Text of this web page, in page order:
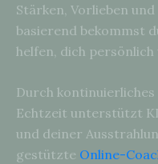
Stärken, Vorlieben
basierend bekommst
helfen, dich
Durch kontinuierliches
Echtzeit unterstützt
und deiner
gestützte Online-